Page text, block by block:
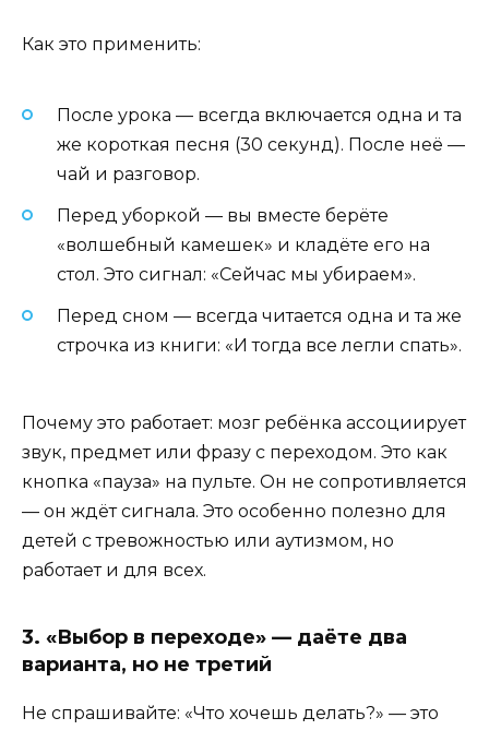
Как это применить:
После урока — всегда включается одна и та
же короткая песня (30 секунд). После неё —
чай и разговор.
Перед уборкой — вы вместе берёте
«волшебный камешек» и кладёте его на
стол. Это сигнал: «Сейчас мы убираем».
Перед сном — всегда читается одна и та же
строчка из книги: «И тогда все легли спать».
Почему это работает: мозг ребёнка ассоциирует
звук, предмет или фразу с переходом. Это как
кнопка «пауза» на пульте. Он не сопротивляется
— он ждёт сигнала. Это особенно полезно для
детей с тревожностью или аутизмом, но
работает и для всех.
3. «Выбор в переходе» — даёте два
варианта, но не третий
Не спрашивайте: «Что хочешь делать?» — это